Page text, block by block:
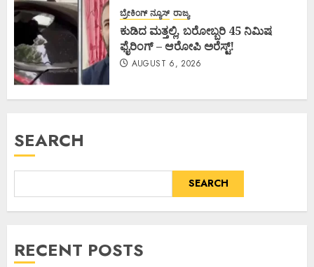
ಬ್ರೇಕಿಂಗ್ ನ್ಯೂಸ್ ರಾಜ್ಯ
ಕುಡಿದ ಮತ್ತಲ್ಲಿ, ಬರೋಬ್ಬರಿ 45 ನಿಮಿಷ
ಫೈರಿಂಗ್ – ಆರೋಪಿ ಅರೆಸ್ಟ್!
AUGUST 6, 2026
SEARCH
SEARCH
RECENT POSTS